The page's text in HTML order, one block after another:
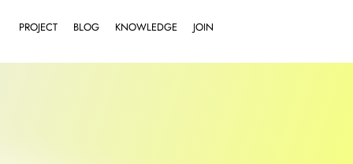
PROJECT BLOG KNOWLEDGE JOIN